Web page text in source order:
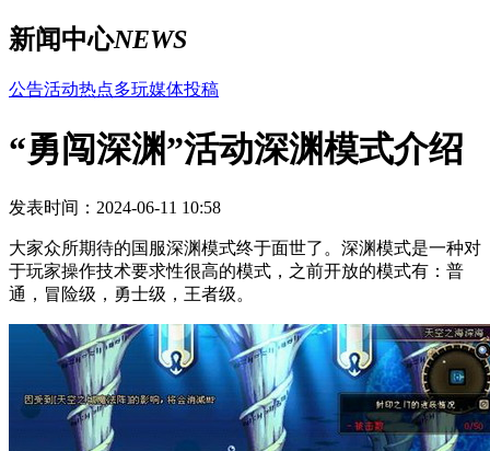
新闻中心NEWS
公告活动 热点 多玩 媒体投稿
“勇闯深渊”活动深渊模式介绍
发表时间：2024-06-11 10:58
大家众所期待的国服深渊模式终于面世了。深渊模式是一种对
于玩家操作技术要求性很高的模式，之前开放的模式有：普
通，冒险级，勇士级，王者级。